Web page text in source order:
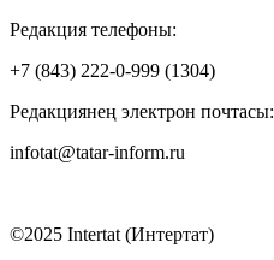
Редакция телефоны:
+7 (843) 222-0-999 (1304)
Редакциянең электрон почтасы:
infotat@tatar-inform.ru
©2025 Intertat (Интертат)